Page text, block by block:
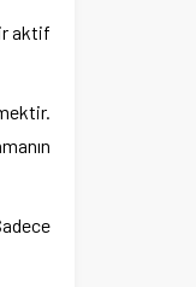
aktif